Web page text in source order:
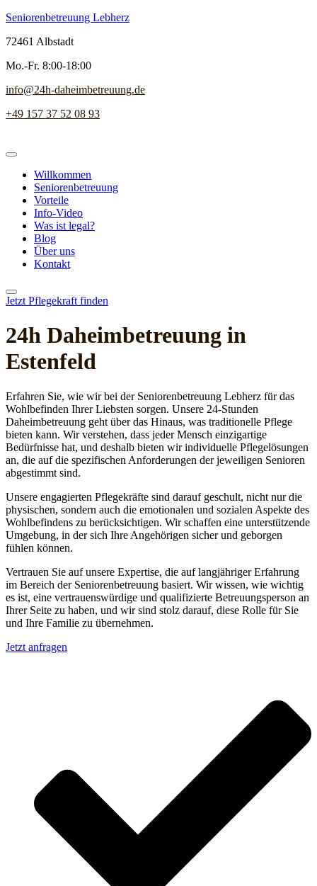
Seniorenbetreuung Lebherz
72461 Albstadt
Mo.-Fr. 8:00-18:00
info@24h-daheimbetreuung.de
+49 157 37 52 08 93
Willkommen
Seniorenbetreuung
Vorteile
Info-Video
Was ist legal?
Blog
Über uns
Kontakt
Jetzt Pflegekraft finden
24h Daheim­betreuung in
Estenfeld
Erfahren Sie, wie wir bei der Seniorenbetreuung Lebherz für das
Wohlbefinden Ihrer Liebsten sorgen. Unsere 24-Stunden
Daheimbetreuung geht über das Hinaus, was traditionelle Pflege
bieten kann. Wir verstehen, dass jeder Mensch einzigartige
Bedürfnisse hat, und deshalb bieten wir individuelle Pflegelösungen
an, die auf die spezifischen Anforderungen der jeweiligen Senioren
abgestimmt sind.
Unsere engagierten Pflegekräfte sind darauf geschult, nicht nur die
physischen, sondern auch die emotionalen und sozialen Aspekte des
Wohlbefindens zu berücksichtigen. Wir schaffen eine unterstützende
Umgebung, in der sich Ihre Angehörigen sicher und geborgen
fühlen können.
Vertrauen Sie auf unsere Expertise, die auf langjähriger Erfahrung
im Bereich der Seniorenbetreuung basiert. Wir wissen, wie wichtig
es ist, eine vertrauenswürdige und qualifizierte Betreuungsperson an
Ihrer Seite zu haben, und wir sind stolz darauf, diese Rolle für Sie
und Ihre Familie zu übernehmen.
Jetzt anfragen